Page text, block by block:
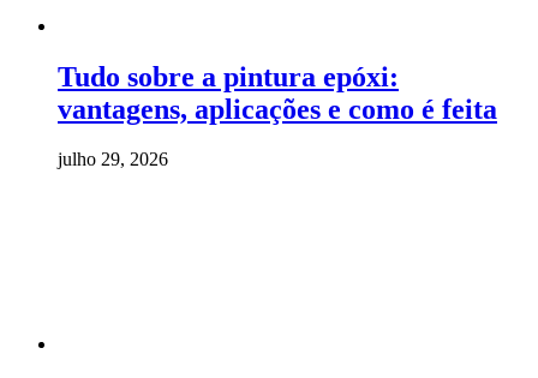
Tudo sobre a pintura epóxi:
vantagens, aplicações e como é feita
julho 29, 2026